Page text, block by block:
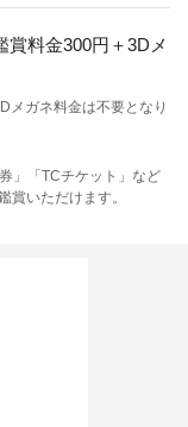
賞料金300円＋3Dメ
メガネ料金は不要となり
」「TCチケット」など
賞いただけます。